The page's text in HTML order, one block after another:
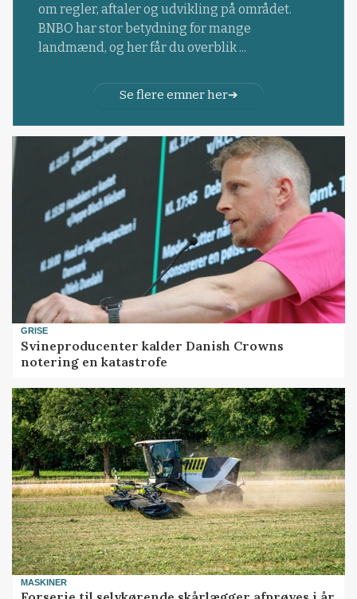
om regler, aftaler og udvikling på området.
BNBO har stor betydning for mange
landmænd, og her får du overblik ...
Se flere emner her
GRISE
Svineproducenter kalder Danish Crowns
notering en katastrofe
MASKINER